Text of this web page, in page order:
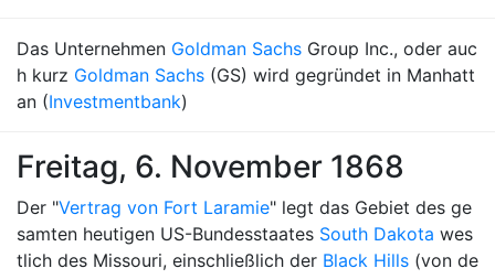
Das Unternehmen Goldman Sachs Group Inc., oder auc
h kurz Goldman Sachs (GS) wird gegründet in Manhatt
an (Investmentbank)
Freitag, 6. November 1868
Der "Vertrag von Fort Laramie" legt das Gebiet des ge
samten heutigen US-Bundesstaates South Dakota wes
tlich des Missouri, einschließlich der Black Hills (von de